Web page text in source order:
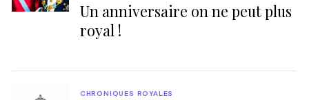
Un anniversaire on ne peut plus
royal !
CHRONIQUES ROYALES